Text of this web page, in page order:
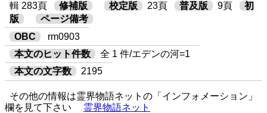
輯 283頁
修補版 校定版 23頁 普及版 9頁
初
版
ページ備考
OBC
rm0903
本文のヒット件数
全 1 件/エデンの河=1
本文の文字数
2195
その他の情報は霊界物語ネットの「インフォメーション」
欄を見て下さい
霊界物語ネット